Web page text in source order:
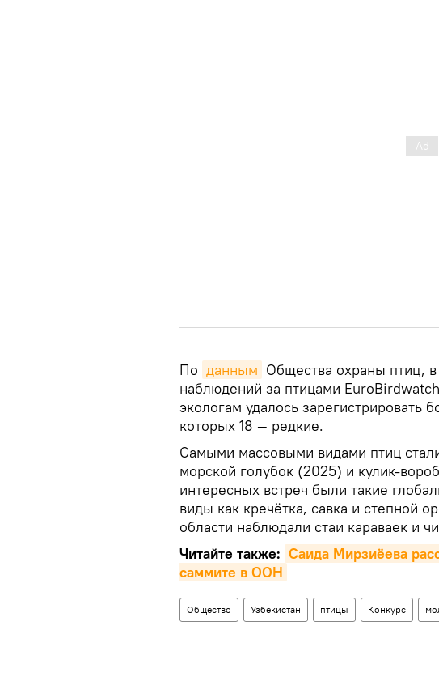
По данным Общества охраны птиц,
наблюдений за птицами
экологам удалось зарегистрировать
которых 18 — редкие.
Самыми массовыми видами птиц
морской голубок (2025) и кулик-
интересных встреч были такие
виды как кречётка, савка и степной
области наблюдали стаи караваек и
Читайте также: Саида Мирзиёева
саммите в ООН
Общество Узбекистан птицы Конкурс